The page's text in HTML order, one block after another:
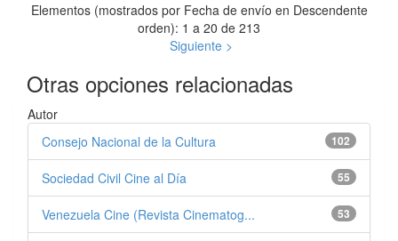
Elementos (mostrados por Fecha de envío en Descendente
orden): 1 a 20 de 213
Siguiente >
Otras opciones relacionadas
Autor
102
Consejo Nacional de la Cultura
55
Sociedad Civil Cine al Día
53
Venezuela Cine (Revista Cinematog...